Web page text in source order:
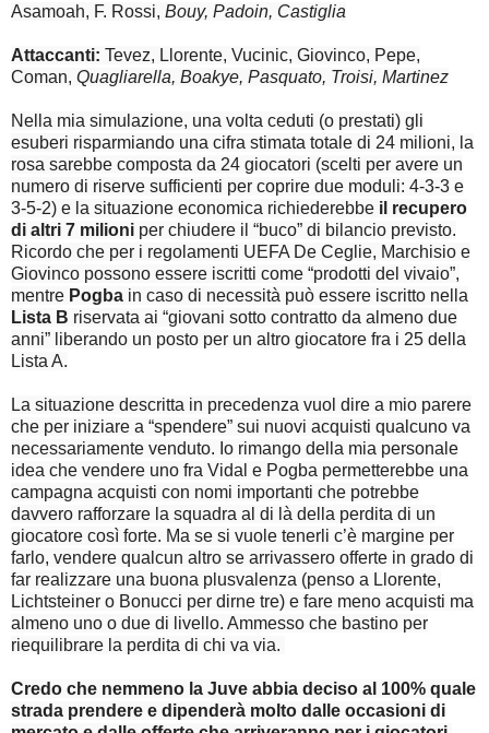
Asamoah, F. Rossi, Bouy, Padoin, Castiglia
Attaccanti: Tevez, Llorente, Vucinic, Giovinco, Pepe,
Coman, Quagliarella, Boakye, Pasquato, Troisi, Martinez
Nella mia simulazione, una volta ceduti (o prestati) gli
esuberi risparmiando una cifra stimata totale di 24 milioni, la
rosa sarebbe composta da 24 giocatori (scelti per avere un
numero di riserve sufficienti per coprire due moduli: 4-3-3 e
3-5-2) e la situazione economica richiederebbe il recupero
di altri 7 milioni per chiudere il “buco” di bilancio previsto.
Ricordo che per i regolamenti UEFA De Ceglie, Marchisio e
Giovinco possono essere iscritti come “prodotti del vivaio”,
mentre Pogba in caso di necessità può essere iscritto nella
Lista B riservata ai “giovani sotto contratto da almeno due
anni” liberando un posto per un altro giocatore fra i 25 della
Lista A.
La situazione descritta in precedenza vuol dire a mio parere
che per iniziare a “spendere” sui nuovi acquisti qualcuno va
necessariamente venduto. Io rimango della mia personale
idea che vendere uno fra Vidal e Pogba permetterebbe una
campagna acquisti con nomi importanti che potrebbe
davvero rafforzare la squadra al di là della perdita di un
giocatore così forte. Ma se si vuole tenerli c’è margine per
farlo, vendere qualcun altro se arrivassero offerte in grado di
far realizzare una buona plusvalenza (penso a Llorente,
Lichtsteiner o Bonucci per dirne tre) e fare meno acquisti ma
almeno uno o due di livello. Ammesso che bastino per
riequilibrare la perdita di chi va via.
Credo che nemmeno la Juve abbia deciso al 100% quale
strada prendere e dipenderà molto dalle occasioni di